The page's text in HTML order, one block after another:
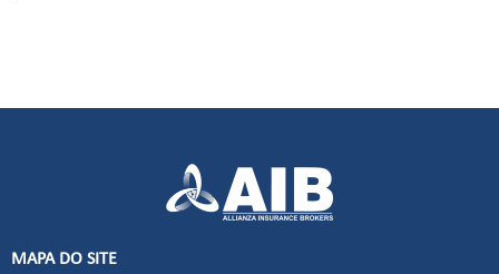
MAPA DO SITE